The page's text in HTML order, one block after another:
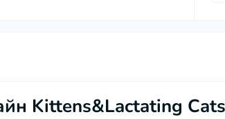
Kittens&Lactating